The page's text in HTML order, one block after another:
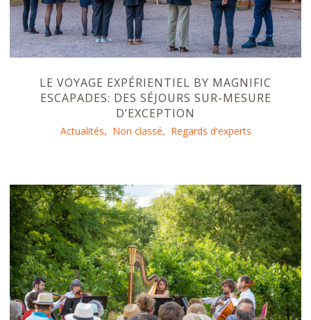
LE VOYAGE EXPÉRIENTIEL BY MAGNIFIC
ESCAPADES: DES SÉJOURS SUR-MESURE
D’EXCEPTION
Actualités, Non classé, Regards d'experts